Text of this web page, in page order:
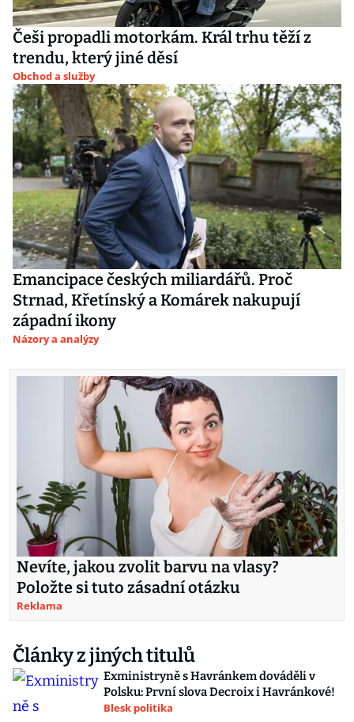
Češi propadli motorkám. Král trhu těží z
trendu, který jiné děsí
Obchod a služby
Emancipace českých miliardářů. Proč
Strnad, Křetínský a Komárek nakupují
západní ikony
Názory a analýzy
Nevíte, jakou zvolit barvu na vlasy?
Položte si tuto zásadní otázku
Reklama
Články z jiných titulů
Exministryně s Havránkem dováděli v
Polsku: První slova Decroix i Havránkové!
Blesk politika